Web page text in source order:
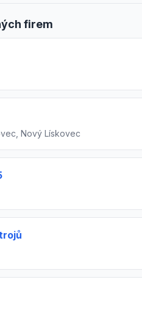
firem
Nový Lískovec